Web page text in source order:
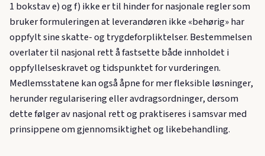
1 bokstav e) og f) ikke er til hinder for nasjonale regler som
bruker formuleringen at leverandøren ikke «behørig» har
oppfylt sine skatte- og trygdeforpliktelser. Bestemmelsen
overlater til nasjonal rett å fastsette både innholdet i
oppfyllelseskravet og tidspunktet for vurderingen.
Medlemsstatene kan også åpne for mer fleksible løsninger,
herunder regularisering eller avdragsordninger, dersom
dette følger av nasjonal rett og praktiseres i samsvar med
prinsippene om gjennomsiktighet og likebehandling.